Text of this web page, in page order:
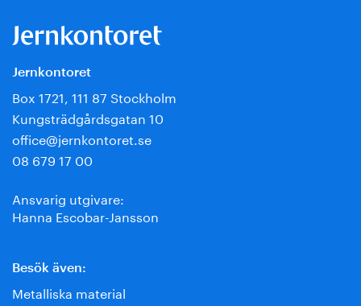
Jernkontoret
Box 1721, 111 87 Stockholm
Kungsträdgårdsgatan 10
office@jernkontoret.se
08 679 17 00
Ansvarig utgivare:
Hanna Escobar-Jansson
Besök även:
Metalliska material